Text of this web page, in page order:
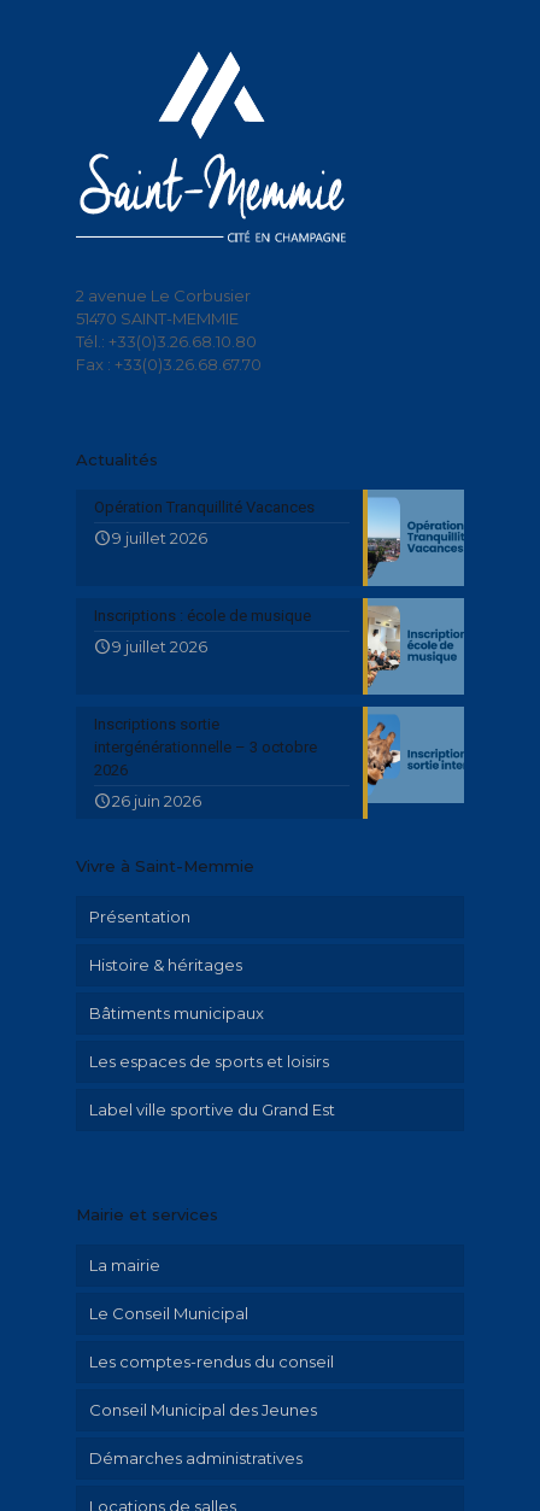
2 avenue Le Corbusier
51470 SAINT-MEMMIE
Tél.: +33(0)3.26.68.10.80
Fax : +33(0)3.26.68.67.70
Actualités
Opération Tranquillité Vacances
9 juillet 2026
Inscriptions : école de musique
9 juillet 2026
Inscriptions sortie
intergénérationnelle – 3 octobre
2026
26 juin 2026
Vivre à Saint-Memmie
Présentation
Histoire & héritages
Patrimoine
Parcours historique
Illustrations Irolla
Bâtiments municipaux
Les espaces de sports et loisirs
Label ville sportive du Grand Est
Mairie et services
La mairie
Le Conseil Municipal
Les comptes-rendus du conseil
Conseil Municipal des Jeunes
Démarches administratives
Urbanisme et travaux
Locations de salles